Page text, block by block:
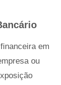
em
ou